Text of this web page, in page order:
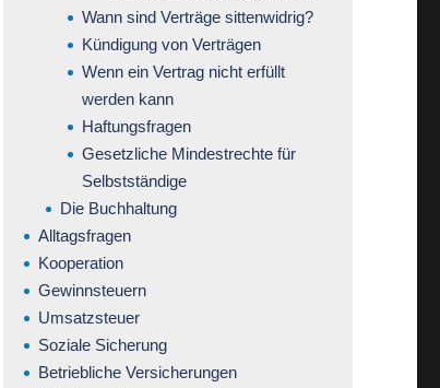
Wann sind Verträge sittenwidrig?
Kündigung von Verträgen
Wenn ein Vertrag nicht erfüllt
werden kann
Haftungsfragen
Gesetzliche Mindestrechte für
Selbstständige
Die Buchhaltung
Alltagsfragen
Kooperation
Gewinnsteuern
Umsatzsteuer
Soziale Sicherung
Betriebliche Versicherungen